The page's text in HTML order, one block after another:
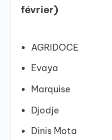
février)
AGRIDOCE
Evaya
Marquise
Djodje
Dinis Mota